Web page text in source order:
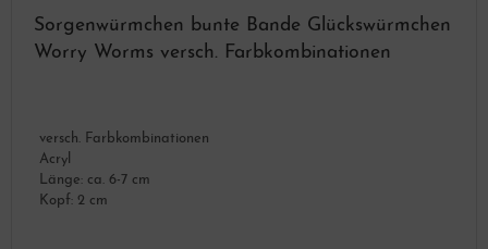
Sorgenwürmchen bunte Bande Glückswürmchen
Worry Worms versch. Farbkombinationen
versch. Farbkombinationen
Acryl
Länge: ca. 6-7 cm
Kopf: 2 cm